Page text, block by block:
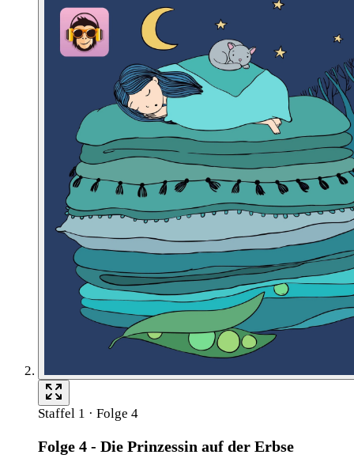
Staffel 1 · Folge 4
Folge 4 - Die Prinzessin auf der Erbse